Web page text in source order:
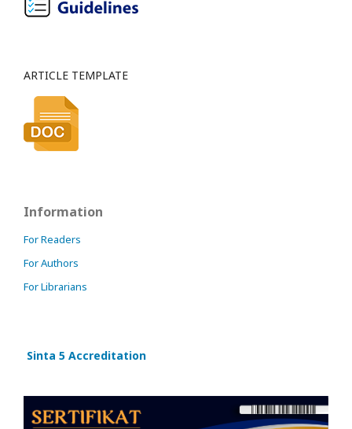
ARTICLE TEMPLATE
Information
For Readers
For Authors
For Librarians
Sinta 5 Accreditation